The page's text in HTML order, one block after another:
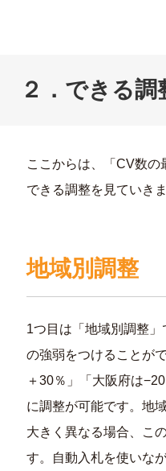
２．できる調
ここからは、「CV数の
できる調整を見ていきま
地域別調整
1つ目は「地域別調整
の強弱をつけることが
＋30％」「大阪府は
に調整が可能です。地
大きく異なる場合、こ
す。自動入札を使いな